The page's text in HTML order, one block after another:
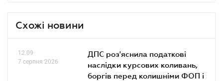
Схожі новини
12.09
7 серпня 2026
ДПС роз'яснила податкові
наслідки курсових коливань,
боргів перед колишніми ФОП і